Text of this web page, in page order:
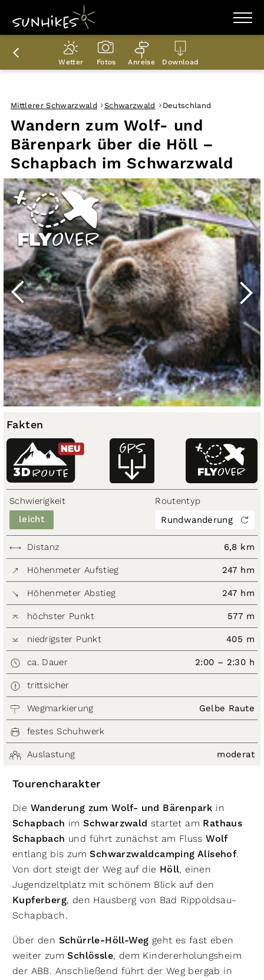
WANDERZIELE
WANDERUNGEN
ENTDECKEN
PLANER
Wetter Fotos Anreise Download
Wandern zum Wolf- und
Bärenpark über die Höll –
Schapbach im Schwarzwald
Mittlerer Schwarzwald Schwarzwald Deutschland
Fakten
ROUTE
3D
NEU
Schwierigkeit
leicht
Routentyp
Rundwanderung
Distanz 6,8 km
Höhenmeter Aufstieg 247 hm
Höhenmeter Abstieg 247 hm
höchster Punkt 577 m
niedrigster Punkt 405 m
ca. Dauer 2:00 – 2:30 h
trittsicher
Wegmarkierung Gelbe Raute
festes Schuhwerk
Auslastung moderat
Tourencharakter
Die Wanderung zum Wolf- und Bärenpark in
Schapbach im Schwarzwald startet am Rathaus
Schapbach und führt zunächst am FlussWolf
entlang bis zum Schwarzwaldcamping Alisehof.
Von dort steigt der Weg auf die Höll, einen
Jugendzeltplatz mit schönem Blick auf den
Kupferberg, den Hausberg von Bad Rippoldsau-
Schapbach.
Über den Schürrle-Höll-Weg geht es fast eben
weiter zum Schlössle, dem Kindererholungsheim
der ABB. Anschließend führt der Weg bergab in